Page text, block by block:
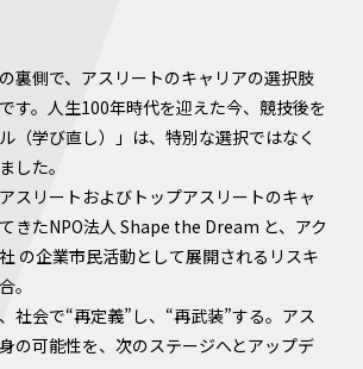
裏側で、アスリートのキャリアの選択肢
す。人生100年時代を迎えた今、競技後を
（学び直し）」は、特別な選択ではなく
した。
スリートおよびトップアスリートのキャ
きたNPO法人 Shape the Dream と、アク
の企業市民活動として展開されるリスキ
。
社会で“再定義”し、“再武装”する。アス
の可能性を、次のステージへとアップデ